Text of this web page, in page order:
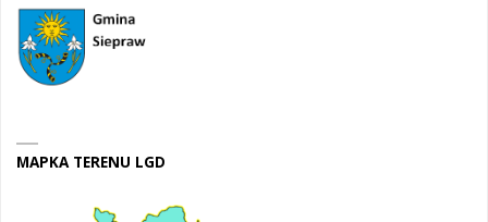
MAPKA TERENU LGD